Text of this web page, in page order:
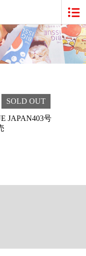
SOLD OUT
JAPAN403号